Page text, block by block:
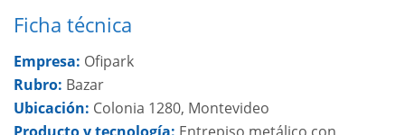
Ficha técnica
Empresa: Ofipark
Rubro: Bazar
Ubicación: Colonia 1280, Montevideo